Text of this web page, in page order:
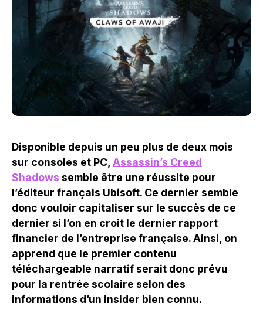
Disponible depuis un peu plus de deux mois
sur consoles et PC, Assassin’s Creed
Shadows semble être une réussite pour
l’éditeur français Ubisoft. Ce dernier semble
donc vouloir capitaliser sur le succès de ce
dernier si l’on en croit le dernier rapport
financier de l’entreprise française. Ainsi, on
apprend que le premier contenu
téléchargeable narratif serait donc prévu
pour la rentrée scolaire selon des
informations d’un insider bien connu.